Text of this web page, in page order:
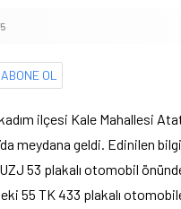
ABONE OL
ilçesi Kale Mahallesi
meydana geldi. Edinilen
53 plakalı otomobil
55 TK 433 plakalı